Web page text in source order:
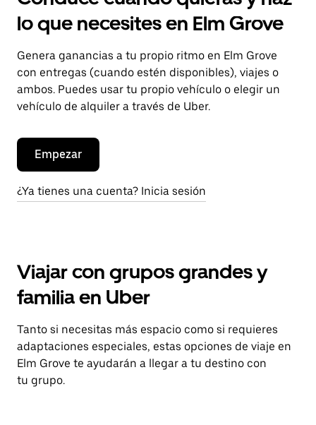
lo que necesites en Elm Grove
Genera ganancias a tu propio ritmo en Elm Grove
con entregas (cuando estén disponibles), viajes o
ambos. Puedes usar tu propio vehículo o elegir un
vehículo de alquiler a través de Uber.
Empezar
¿Ya tienes una cuenta? Inicia sesión
Viajar con grupos grandes y
familia en Uber
Tanto si necesitas más espacio como si requieres
adaptaciones especiales, estas opciones de viaje en
Elm Grove te ayudarán a llegar a tu destino con
tu grupo.